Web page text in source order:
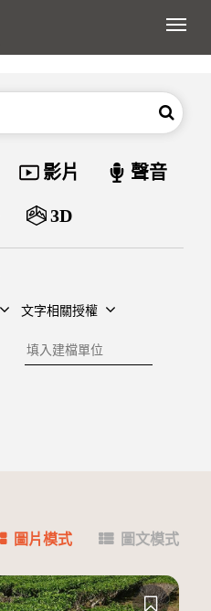
展
搜尋
資料類型
影片 聲音
3D
文字相關授權
建檔單位
圖片模式 圖文模式